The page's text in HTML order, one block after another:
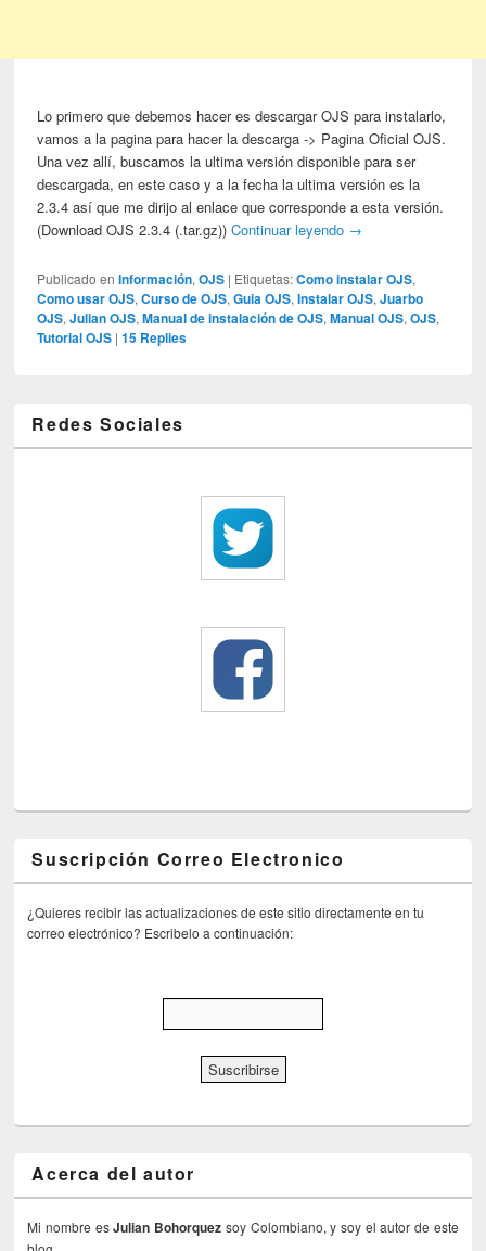
Lo primero que debemos hacer es descargar OJS para instalarlo,
vamos a la pagina para hacer la descarga -> Pagina Oficial OJS.
Una vez allí, buscamos la ultima versión disponible para ser
descargada, en este caso y a la fecha la ultima versión es la
2.3.4 así que me dirijo al enlace que corresponde a esta versión.
(Download OJS 2.3.4 (.tar.gz))Continuar leyendo →
Publicado en Información,OJS | Etiquetas: Como instalar OJS,
Como usar OJS,Curso de OJS,Guia OJS,Instalar OJS,Juarbo
OJS,Julian OJS,Manual de instalación de OJS,Manual OJS,OJS,
Tutorial OJS |15 Replies
Redes Sociales
Suscripción Correo Electronico
¿Quieres recibir las actualizaciones de este sitio directamente en tu
correo electrónico? Escribelo a continuación:
Acerca del autor
Mi nombre esJulian Bohorquez soy Colombiano, y soy el autor de este